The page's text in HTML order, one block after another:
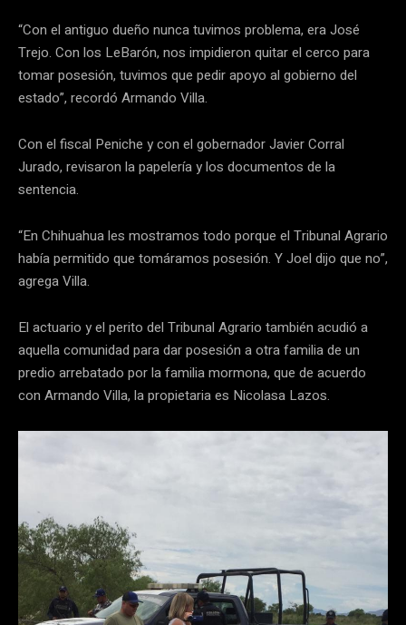
“Con el antiguo dueño nunca tuvimos problema, era José
Trejo. Con los LeBarón, nos impidieron quitar el cerco para
tomar posesión, tuvimos que pedir apoyo al gobierno del
estado”, recordó Armando Villa.
Con el fiscal Peniche y con el gobernador Javier Corral
Jurado, revisaron la papelería y los documentos de la
sentencia.
“En Chihuahua les mostramos todo porque el Tribunal Agrario
había permitido que tomáramos posesión. Y Joel dijo que no”,
agrega Villa.
El actuario y el perito del Tribunal Agrario también acudió a
aquella comunidad para dar posesión a otra familia de un
predio arrebatado por la familia mormona, que de acuerdo
con Armando Villa, la propietaria es Nicolasa Lazos.